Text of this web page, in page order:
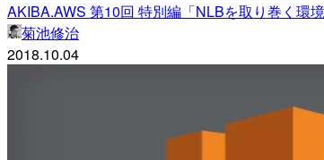
AKIBA.AWS 第10回 特別編「NLBを取り巻く環
菊池修治
2018.10.04